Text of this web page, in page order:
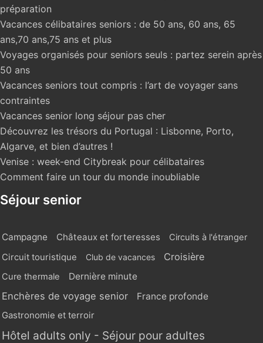
préparation
Vacances célibataires seniors : de 50 ans, 60 ans, 65
ans,70 ans,75 ans et plus
Voyages organisés pour seniors seuls : partez serein après
50 ans
Vacances seniors tout compris : l’art de voyager sans
contraintes
Vacances senior long séjour pas cher
Découvrez les trésors du Portugal : Lisbonne, Porto,
Algarve, et bien d’autres !
Venise : week-end Citybreak pour célibataires
Comment faire un tour du monde inoubliable
Séjour senior
Campagne Châteaux et forteresses
Circuits à l'étranger
Circuit touristique
Club de vacances Croisière
Cure thermale Dernière minute
Enchères de voyage senior
France profonde
Gastronomie et terroir
Hôtel adults only - Séjour pour adultes